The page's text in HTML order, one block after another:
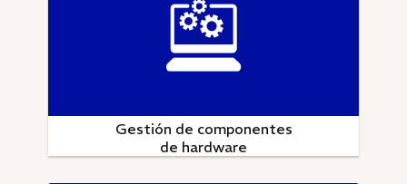
Gestión de componentes
de hardware